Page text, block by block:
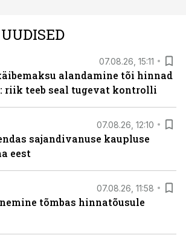
07.08.26, 15:11
alandamine tõi hinnad
riik teeb seal tugevat kontrolli
07.08.26, 12:10
sajandivanuse kaupluse
eest
07.08.26, 11:58
tõmbas hinnatõusule